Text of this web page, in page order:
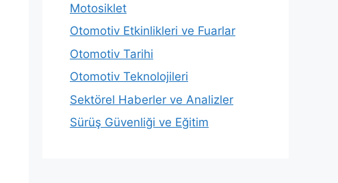
Motosiklet
Otomotiv Etkinlikleri ve Fuarlar
Otomotiv Tarihi
Otomotiv Teknolojileri
Sektörel Haberler ve Analizler
Sürüş Güvenliği ve Eğitim